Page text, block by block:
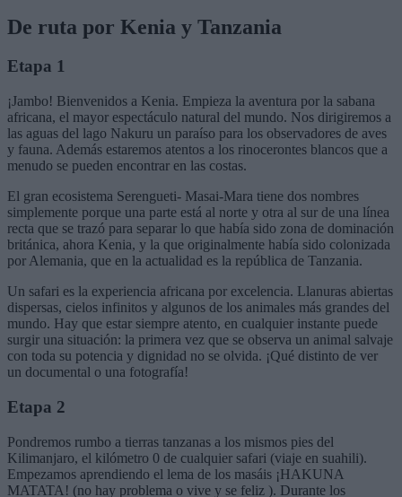
De ruta por Kenia y Tanzania
Etapa 1
¡Jambo! Bienvenidos a Kenia. Empieza la aventura por la sabana
africana, el mayor espectáculo natural del mundo. Nos dirigiremos a
las aguas del lago Nakuru un paraíso para los observadores de aves
y fauna. Además estaremos atentos a los rinocerontes blancos que a
menudo se pueden encontrar en las costas.
El gran ecosistema Serengueti- Masai-Mara tiene dos nombres
simplemente porque una parte está al norte y otra al sur de una línea
recta que se trazó para separar lo que había sido zona de dominación
británica, ahora Kenia, y la que originalmente había sido colonizada
por Alemania, que en la actualidad es la república de Tanzania.
Un safari es la experiencia africana por excelencia. Llanuras abiertas
dispersas, cielos infinitos y algunos de los animales más grandes del
mundo. Hay que estar siempre atento, en cualquier instante puede
surgir una situación: la primera vez que se observa un animal salvaje
con toda su potencia y dignidad no se olvida. ¡Qué distinto de ver
un documental o una fotografía!
Etapa 2
Pondremos rumbo a tierras tanzanas a los mismos pies del
Kilimanjaro, el kilómetro 0 de cualquier safari (viaje en suahili).
Empezamos aprendiendo el lema de los masáis ¡HAKUNA
MATATA! (no hay problema o vive y se feliz ). Durante los